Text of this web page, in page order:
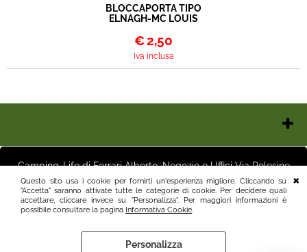
Questo sito usa i cookie per fornirti un'esperienza migliore. Cliccando su
"Accetta" saranno attivate tutte le categorie di cookie. Per decidere quali
accettare, cliccare invece su "Personalizza". Per maggiori informazioni è
possibile consultare la pagina Informativa Cookie.
Personalizza
BLOCCAPORTA TIPO
ELNAGH-MC LOUIS
€2,50
Iva inclusa
Spedizioni
Recesso e Condizioni
Camping-Life di Ferrari Alberto, Negozio e Uffici Via Polesine
16 25125 Brescia (BS) Magazzino Via Friuli 3 25125 Brescia (BS)
Italia P.I.03411250982 info@camping-life.it tel.3887818400